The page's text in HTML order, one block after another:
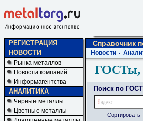
РЕГИСТРАЦИЯ
НОВОСТИ
Рынка металлов
Новости компаний
Информагентства
АНАЛИТИКА
Черные металлы
Цветные металлы
Справочник
Новости
ГОСТы,
Поиск по
Сортировать